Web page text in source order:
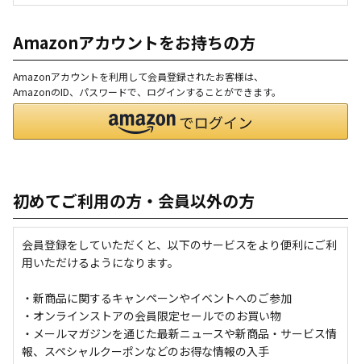
Amazonアカウントをお持ちの方
Amazonアカウントを利用して会員登録されたお客様は、
AmazonのID、パスワードで、ログインすることができます。
初めてご利用の方・会員以外の方
会員登録をしていただくと、以下のサービスをより便利にご利
用いただけるようになります。
・新商品に関するキャンペーンやイベントへのご参加
・オンラインストアの会員限定セールでのお買い物
・メールマガジンを通じた最新ニュースや新商品・サービス情
報、スペシャルクーポンなどのお得な情報の入手